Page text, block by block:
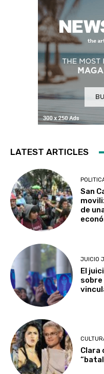
LATEST ARTICLES
San
de
JUICIO
El
sobre
Clara